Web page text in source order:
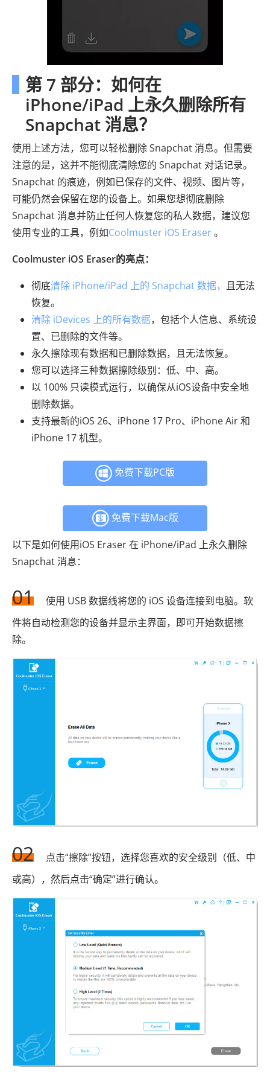
第 7 部分：如何在
iPhone/iPad 上永久删除所有
Snapchat 消息？
使用上述方法，您可以轻松删除 Snapchat 消息。但需要
注意的是，这并不能彻底清除您的 Snapchat 对话记录。
Snapchat 的痕迹，例如已保存的文件、视频、图片等，
可能仍然会保留在您的设备上。如果您想彻底删除
Snapchat 消息并防止任何人恢复您的私人数据，建议您
使用专业的工具，例如Coolmuster iOS Eraser。
Coolmuster iOS Eraser的亮点：
彻底清除 iPhone/iPad 上的 Snapchat 数据， 且无法
恢复。
清除 iDevices 上的所有数据，包括个人信息、系统设
置、已删除的文件等。
永久擦除现有数据和已删除数据，且无法恢复。
您可以选择三种数据擦除级别：低、中、高。
以 100% 只读模式运行，以确保从iOS设备中安全地
删除数据。
支持最新的iOS 26、iPhone 17 Pro、iPhone Air 和
iPhone 17 机型。
免费下载PC版
免费下载Mac版
以下是如何使用iOS Eraser 在 iPhone/iPad 上永久删除
Snapchat 消息：
01
使用 USB 数据线将您的 iOS 设备连接到电脑。软
件将自动检测您的设备并显示主界面，即可开始数据擦
除。
02
点击“擦除”按钮，选择您喜欢的安全级别（低、中
或高），然后点击“确定”进行确认。